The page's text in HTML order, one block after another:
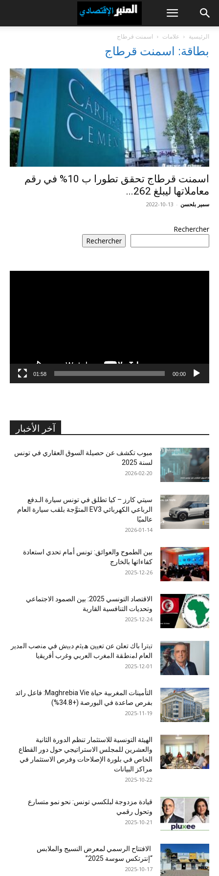
الرئيسية علامات اسمنت قرطاج
بطاقة: اسمنت قرطاج
اسمنت قرطاج تحقق تطورا ب 10% في رقم
معاملاتها ليبلغ 262...
سمير بلحسن -
2022-10-13
Rechercher
Rechercher
00:00
01:58
آخر الأخبار
مبوب تكشف عن حصيلة السوق العقاري في تونس
لسنة 2025
2026-02-20
سيتي كارز – كيا تطلق في تونس سيارة الـدفع
الرباعي الكهربائي EV3 المتوَّجة بلقب سيارة العام
عالميًا
2026-01-14
بين الطموح والعوائق: تونس أمام تحدي استعادة
كفاءاتها بالخارج
2025-12-26
الاقتصاد التونسي 2025: بين الصمود الاجتماعي
وتحديات التنافسية القارية
2025-12-24
ﺗﯾﺗرا ﺑﺎك ﺗﻌﻠن ﻋن ﺗﻌﯾﯾن ھﯾﺛم دﺑﯾش ﻓﻲ ﻣﻧﺻب اﻟﻣدﯾر
اﻟﻌﺎم ﻟﻣﻧطﻘﺔ اﻟﻣﻐرب اﻟﻌرﺑﻲ وﻏرب أﻓرﯾﻘﯾﺎ
2025-12-01
التأمينات المغربية حياة Maghrebia Vie: فاعل رائد
بفرص صاعدة في البورصة (+34.8%)
2025-11-19
الهيئة التونسية للاستثمار تنظم الدورة الثانية
والعشرين للمجلس الاستراتيجي حول دور القطاع
الخاص في بلورة الإصلاحات وفرص الاستثمار في
مراكز البيانات
2025-10-22
قيادة مزدوجة لبلكسي تونس: نحو نمو متسارع
وتحول رقمي
2025-10-21
الافتتاح الرسمي لمعرض النسيج والملابس
“إنترتكس سوسة 2025”
2025-10-17